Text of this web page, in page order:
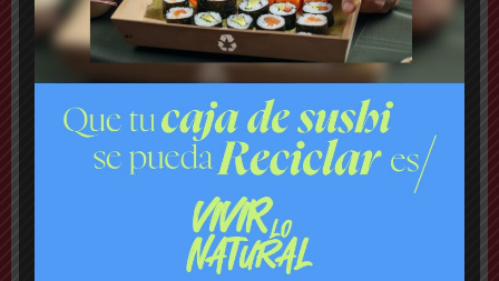
Tensión: delegado Codina acusa a alcalde Toledo
de hacerle una «encerrona», editar video y querer
ser «influencer»
Comuna
Gritos y «dedo a lo Lagos»: Matías Toledo encaró a
delegado presidencial y lo subió a su red social
Cajón del Maipo
Encuentran con vida a pareja desaparecida: se
habían quedado sin batería en sus teléfonos